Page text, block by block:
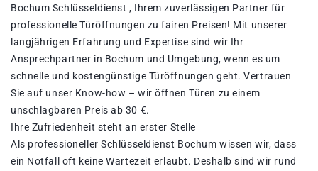
Bochum Schlüsseldienst , Ihrem zuverlässigen Partner für
professionelle Türöffnungen zu fairen Preisen! Mit unserer
langjährigen Erfahrung und Expertise sind wir Ihr
Ansprechpartner in Bochum und Umgebung, wenn es um
schnelle und kostengünstige Türöffnungen geht. Vertrauen
Sie auf unser Know-how – wir öffnen Türen zu einem
unschlagbaren Preis ab 30 €.
Ihre Zufriedenheit steht an erster Stelle
Als professioneller Schlüsseldienst Bochum wissen wir, dass
ein Notfall oft keine Wartezeit erlaubt. Deshalb sind wir rund